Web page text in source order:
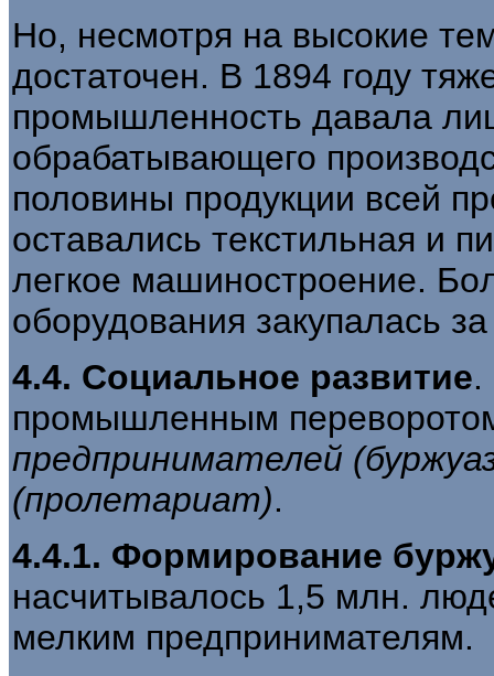
Но, несмотря на высокие
достаточен. В 1894 году
промышленность давала
обрабатывающего
половины продукции всей
оставались текстильная и
легкое машиностроение.
оборудования закупалась
4.4. Социальное развитие.
промышленным
предпринимателей
(пролетариат).
4.4.1. Формирование
насчитывалось 1,5 млн.
мелким предпринимателям.